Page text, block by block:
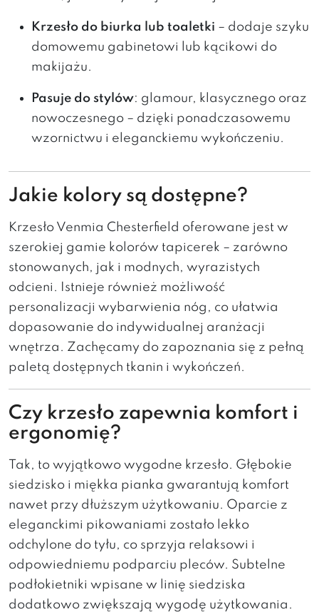
Krzesło do biurka lub toaletki – dodaje szyku
domowemu gabinetowi lub kącikowi do
makijażu.
Pasuje do stylów: glamour, klasycznego oraz
nowoczesnego – dzięki ponadczasowemu
wzornictwu i eleganckiemu wykończeniu.
Jakie kolory są dostępne?
Krzesło Venmia Chesterfield oferowane jest w
szerokiej gamie kolorów tapicerek – zarówno
stonowanych, jak i modnych, wyrazistych
odcieni. Istnieje również możliwość
personalizacji wybarwienia nóg, co ułatwia
dopasowanie do indywidualnej aranżacji
wnętrza. Zachęcamy do zapoznania się z pełną
paletą dostępnych tkanin i wykończeń.
Czy krzesło zapewnia komfort i
ergonomię?
Tak, to wyjątkowo wygodne krzesło. Głębokie
siedzisko i miękka pianka gwarantują komfort
nawet przy dłuższym użytkowaniu. Oparcie z
eleganckimi pikowaniami zostało lekko
odchylone do tyłu, co sprzyja relaksowi i
odpowiedniemu podparciu pleców. Subtelne
podłokietniki wpisane w linię siedziska
dodatkowo zwiększają wygodę użytkowania.